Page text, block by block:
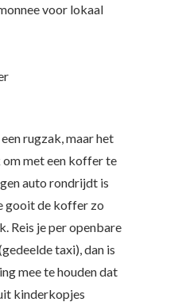
voor lokaal
rugzak, maar het
met een koffer te
auto rondrijdt is
gooit de koffer zo
Reis je per openbare
taxi), dan is
mee te houden dat
kinderkopjes